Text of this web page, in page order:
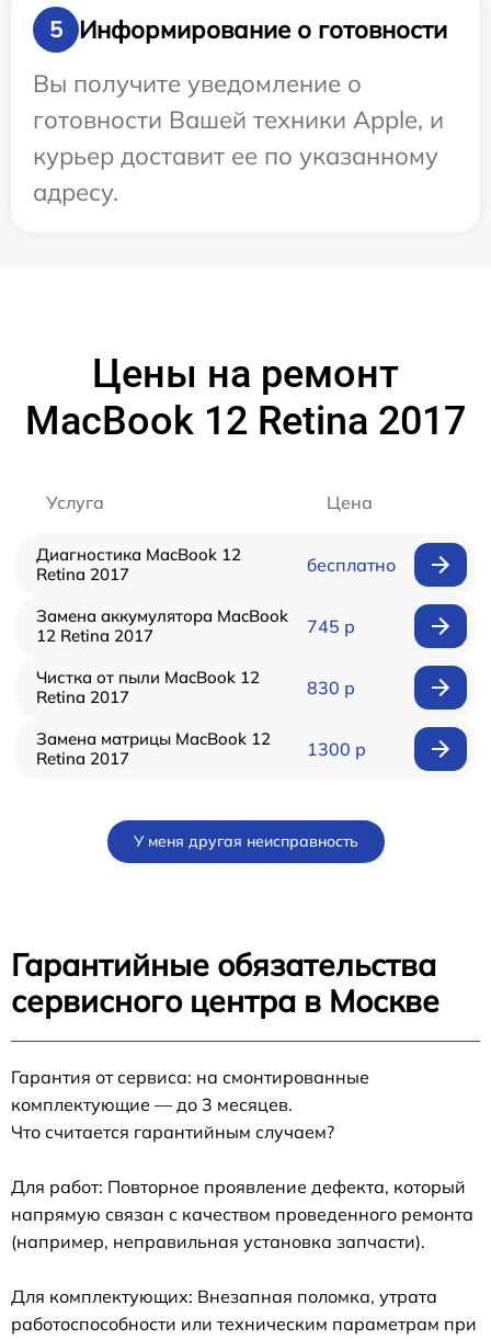
5
Информирование о готовности
Вы получите уведомление о
готовности Вашей техники Apple, и
курьер доставит ее по указанному
адресу.
Цены на ремонт
MacBook 12 Retina 2017
Услуга Цена
Диагностика MacBook 12
Retina 2017
бесплатно
Замена аккумулятора MacBook
12 Retina 2017
745 р
Чистка от пыли MacBook 12
Retina 2017
830 р
Замена матрицы MacBook 12
Retina 2017
1300 р
У меня другая неисправность
Гарантийные обязательства
сервисного центра в Москве
Гарантия от сервиса: на смонтированные
комплектующие — до 3 месяцев.
Что считается гарантийным случаем?
Для работ: Повторное проявление дефекта, который
напрямую связан с качеством проведенного ремонта
(например, неправильная установка запчасти).
Для комплектующих: Внезапная поломка, утрата
работоспособности или техническим параметрам при